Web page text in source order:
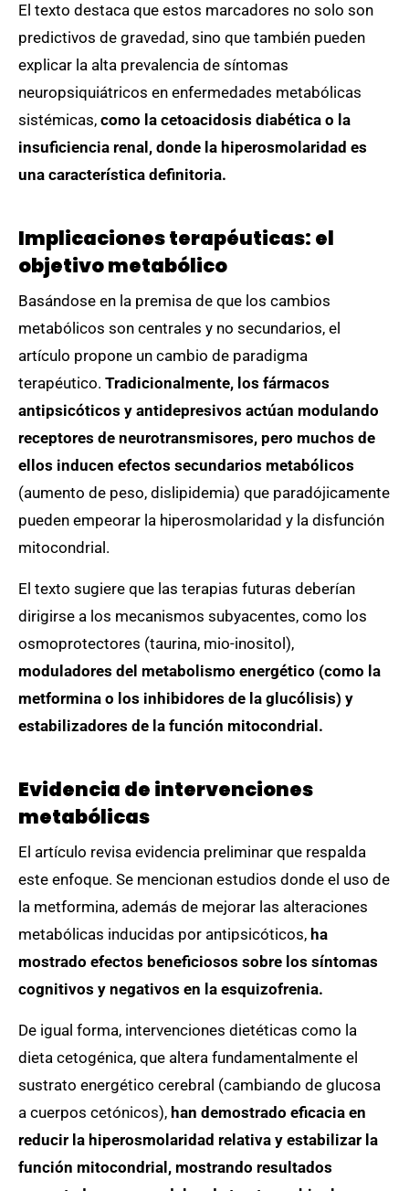
El texto destaca que estos marcadores no solo son
predictivos de gravedad, sino que también pueden
explicar la alta prevalencia de síntomas
neuropsiquiátricos en enfermedades metabólicas
sistémicas, como la cetoacidosis diabética o la
insuficiencia renal, donde la hiperosmolaridad es
una característica definitoria.
Implicaciones terapéuticas: el
objetivo metabólico
Basándose en la premisa de que los cambios
metabólicos son centrales y no secundarios, el
artículo propone un cambio de paradigma
terapéutico. Tradicionalmente, los fármacos
antipsicóticos y antidepresivos actúan modulando
receptores de neurotransmisores, pero muchos de
ellos inducen efectos secundarios metabólicos
(aumento de peso, dislipidemia) que paradójicamente
pueden empeorar la hiperosmolaridad y la disfunción
mitocondrial.
El texto sugiere que las terapias futuras deberían
dirigirse a los mecanismos subyacentes, como los
osmoprotectores (taurina, mio-inositol),
moduladores del metabolismo energético (como la
metformina o los inhibidores de la glucólisis) y
estabilizadores de la función mitocondrial.
Evidencia de intervenciones
metabólicas
El artículo revisa evidencia preliminar que respalda
este enfoque. Se mencionan estudios donde el uso de
la metformina, además de mejorar las alteraciones
metabólicas inducidas por antipsicóticos, ha
mostrado efectos beneficiosos sobre los síntomas
cognitivos y negativos en la esquizofrenia.
De igual forma, intervenciones dietéticas como la
dieta cetogénica, que altera fundamentalmente el
sustrato energético cerebral (cambiando de glucosa
a cuerpos cetónicos), han demostrado eficacia en
reducir la hiperosmolaridad relativa y estabilizar la
función mitocondrial, mostrando resultados